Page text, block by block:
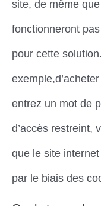
site, de même
fonctionneront
pour cette
entrez un mot de
d’accès restreint,
que le site
par le biais des